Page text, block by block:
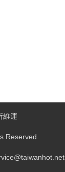
維運
Reserved.